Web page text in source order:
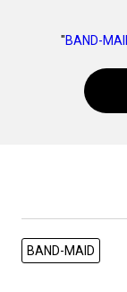
"BAND-
BAND-MAID